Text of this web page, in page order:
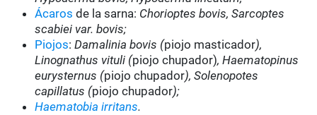
Ácaros de la sarna: Chorioptes bovis, Sarcoptes
scabiei var. bovis;
Piojos:Damalinia bovis (piojo masticador),
Linognathus vituli (piojo chupador), Haematopinus
eurysternus (piojo chupador), Solenopotes
capillatus (piojo chupador);
Haematobia irritans.